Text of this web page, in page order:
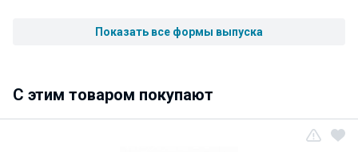
Показать все формы выпуска
C этим товаром покупают